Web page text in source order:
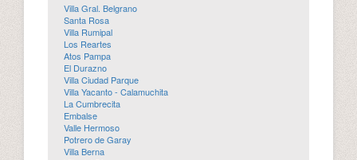
Villa Gral. Belgrano
Santa Rosa
Villa Rumipal
Los Reartes
Atos Pampa
El Durazno
Villa Ciudad Parque
Villa Yacanto - Calamuchita
La Cumbrecita
Embalse
Valle Hermoso
Potrero de Garay
Villa Berna